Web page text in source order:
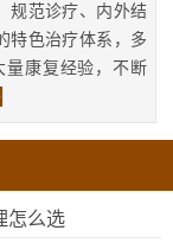
规范诊疗、内外结
特色治疗体系，多
量康复经验，不断
怎么选